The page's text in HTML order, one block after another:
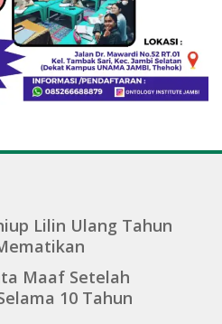
Lilin Ulang Tahun
Maaf Setelah
10 Tahun